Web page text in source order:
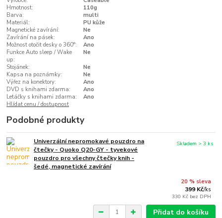
Hmotnost:
110g
Barva:
multi
Materiál:
PU kůže
Magnetické zavírání:
Ne
Zavírání na pásek:
Ano
Možnost otočit desky o 360°:
Ano
Funkce Auto sleep / Wake
up:
Ne
Stojánek:
Ne
Kapsa na poznámky:
Ne
Výřez na konektory:
Ano
DVD s knihami zdarma:
Ano
Letáčky s knihami zdarma:
Ano
Hlídat cenu / dostupnost
Podobné produkty
Univerzální nepromokavé pouzdro na
čtečky - Quoko Q20-GY - tyvekové
pouzdro pro všechny čtečky knih -
šedé, magnetické zavírání
20 % sleva
399 Kč/ks
330 Kč bez DPH
Skladem > 3 ks
Přidat do košíku